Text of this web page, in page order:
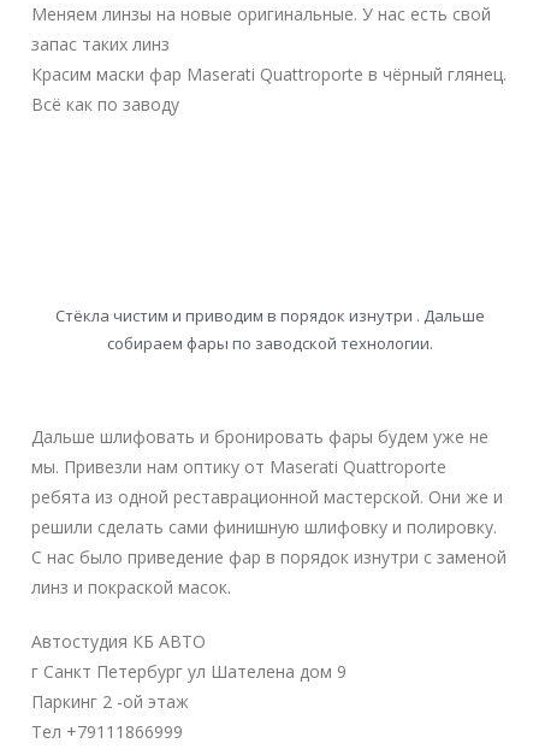
Меняем линзы на новые оригинальные. У нас есть свой
запас таких линз
Красим маски фар Maserati Quattroporte в чёрный глянец.
Всё как по заводу
Стёкла чистим и приводим в порядок изнутри . Дальше
собираем фары по заводской технологии.
Дальше шлифовать и бронировать фары будем уже не
мы. Привезли нам оптику от Maserati Quattroporte
ребята из одной реставрационной мастерской. Они же и
решили сделать сами финишную шлифовку и полировку.
С нас было приведение фар в порядок изнутри с заменой
линз и покраской масок.
Автостудия КБ АВТО
г Санкт Петербург ул Шателена дом 9
Паркинг 2 -ой этаж
Тел +79111866999